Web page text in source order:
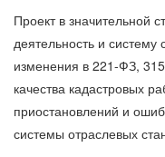
Проект в значительной
деятельность и
изменения в 221-ФЗ,
качества кадастровых
приостановлений и
системы отраслевых